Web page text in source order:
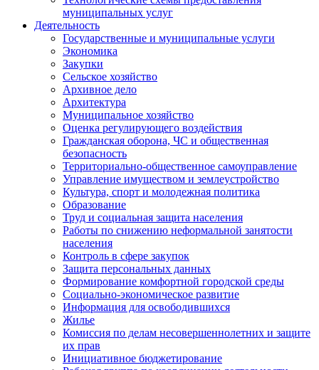
муниципальных услуг
Деятельность
Государственные и муниципальные услуги
Экономика
Закупки
Сельское хозяйство
Архивное дело
Архитектура
Муниципальное хозяйство
Оценка регулирующего воздействия
Гражданская оборона, ЧС и общественная
безопасность
Территориально-общественное самоуправление
Управление имуществом и землеустройство
Культура, спорт и молодежная политика
Образование
Труд и социальная защита населения
Работы по снижению неформальной занятости
населения
Контроль в сфере закупок
Защита персональных данных
Формирование комфортной городской среды
Социально-экономическое развитие
Информация для освободившихся
Жилье
Комиссия по делам несовершеннолетних и защите
их прав
Инициативное бюджетирование